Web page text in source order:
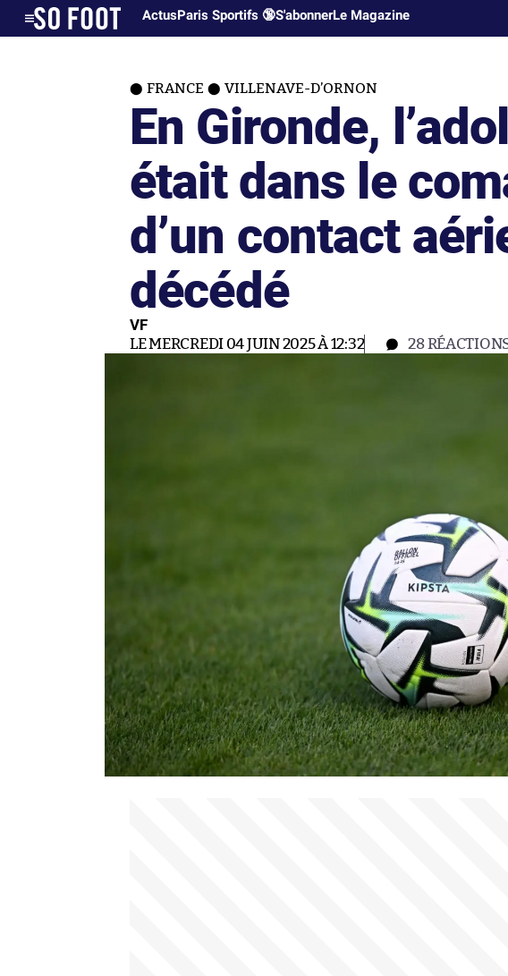
ActusParis Sportifs 🔞S'abonnerLe Magazine
FRANCE VILLENAVE-D’ORNON
En Gironde,
était dans le
d’un contact
décédé
VF
LE MERCREDI 04 JUIN 2025 À 12:32 28